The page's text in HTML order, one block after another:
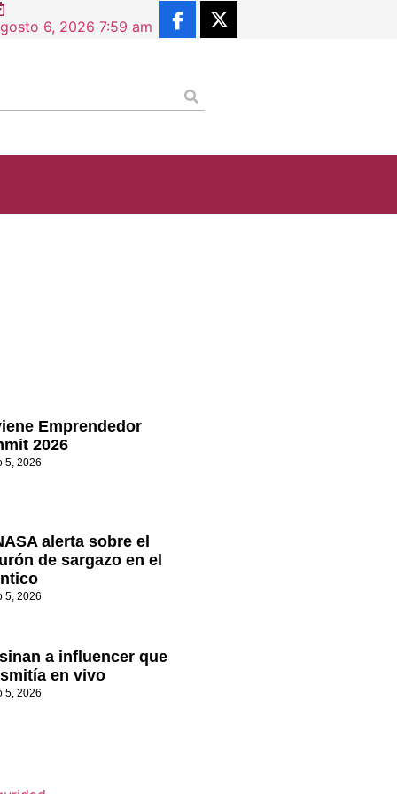
6, 2026 7:59 am
Emprendedor
2026
5, 2026
alerta sobre el
de sargazo en el
5, 2026
a influencer que
en vivo
5, 2026